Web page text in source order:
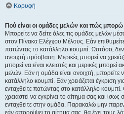
Κορυφή
Πού είναι οι ομάδες μελών και πώς
Μπορείτε να δείτε όλες τις ομάδες μελών
στον Πίνακα Ελέγχου Μέλους. Εάν
πατώντας το κατάλληλο κουμπί. Ωστόσο,
ανοιχτή πρόσβαση. Μερικές μπορεί να
μπορεί να είναι κλειστές και μερικές μπορεί
μελών. Εάν η ομάδα είναι ανοιχτή, μπορείτε
κατάλληλο κουμπί. Εάν χρειάζεται έγκριση
ενταχθείτε πατώντας στο κατάλληλο
χρειαστεί να εγκρίνει το αίτημα σας και ίσως
ενταχθείτε στην ομάδα. Παρακαλώ μην
εάν απορρίψει το αίτημα σας, θα έχει τους